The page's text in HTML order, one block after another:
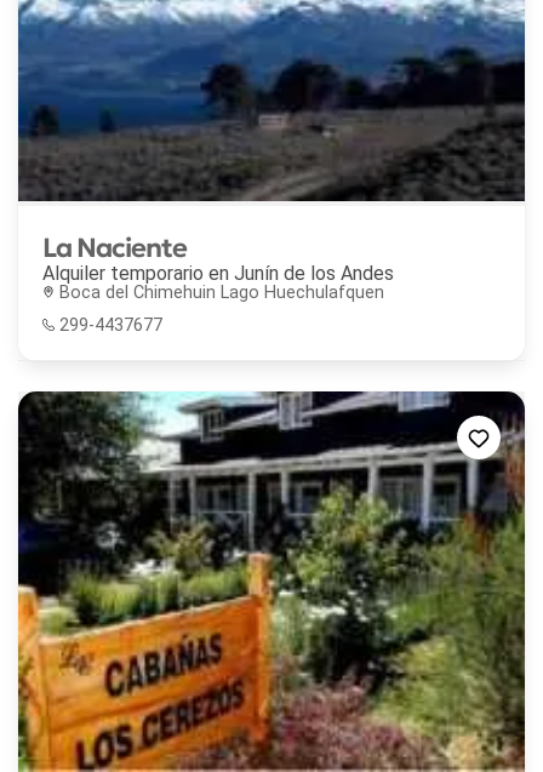
La Naciente
Alquiler temporario en Junín de los Andes
Boca del Chimehuin Lago Huechulafquen
299-4437677